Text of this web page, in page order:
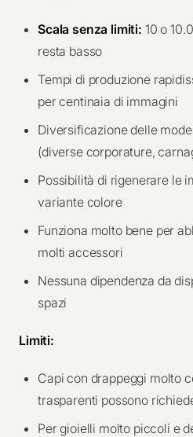
Scala senza limiti: 10 o
resta basso
Tempi di produzione
per centinaia di immagini
Diversificazione delle
(diverse corporature,
Possibilità di rigenerare le
variante colore
Funziona molto bene per
molti accessori
Nessuna dipendenza da
spazi
Limiti:
Capi con drappeggi molto
trasparenti possono
Per gioielli molto piccoli e